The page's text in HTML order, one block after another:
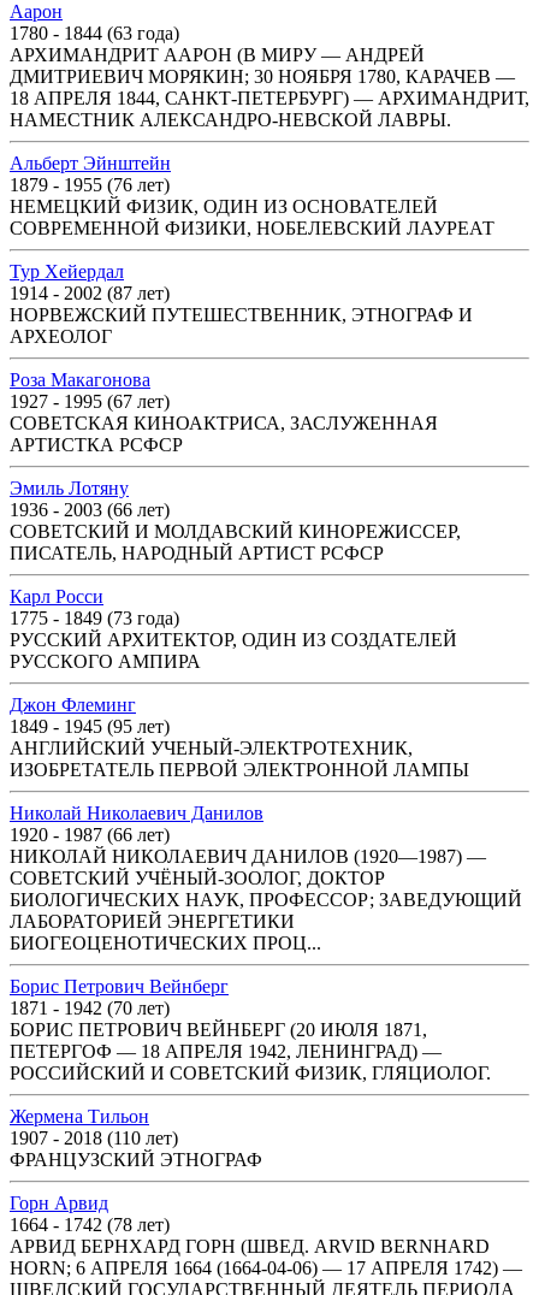
Аарон
1780 - 1844 (63 года)
АРХИМАНДРИТ ААРОН (В МИРУ — АНДРЕЙ
ДМИТРИЕВИЧ МОРЯКИН; 30 НОЯБРЯ 1780, КАРАЧЕВ —
18 АПРЕЛЯ 1844, САНКТ-ПЕТЕРБУРГ) — АРХИМАНДРИТ,
НАМЕСТНИК АЛЕКСАНДРО-НЕВСКОЙ ЛАВРЫ.
Альберт Эйнштейн
1879 - 1955 (76 лет)
НЕМЕЦКИЙ ФИЗИК, ОДИН ИЗ ОСНОВАТЕЛЕЙ
СОВРЕМЕННОЙ ФИЗИКИ, НОБЕЛЕВСКИЙ ЛАУРЕАТ
Тур Хейердал
1914 - 2002 (87 лет)
НОРВЕЖСКИЙ ПУТЕШЕСТВЕННИК, ЭТНОГРАФ И
АРХЕОЛОГ
Роза Макагонова
1927 - 1995 (67 лет)
СОВЕТСКАЯ КИНОАКТРИСА, ЗАСЛУЖЕННАЯ
АРТИСТКА РСФСР
Эмиль Лотяну
1936 - 2003 (66 лет)
СОВЕТСКИЙ И МОЛДАВСКИЙ КИНОРЕЖИССЕР,
ПИСАТЕЛЬ, НАРОДНЫЙ АРТИСТ РСФСР
Карл Росси
1775 - 1849 (73 года)
РУССКИЙ АРХИТЕКТОР, ОДИН ИЗ СОЗДАТЕЛЕЙ
РУССКОГО АМПИРА
Джон Флеминг
1849 - 1945 (95 лет)
АНГЛИЙСКИЙ УЧЕНЫЙ-ЭЛЕКТРОТЕХНИК,
ИЗОБРЕТАТЕЛЬ ПЕРВОЙ ЭЛЕКТРОННОЙ ЛАМПЫ
Николай Николаевич Данилов
1920 - 1987 (66 лет)
НИКОЛАЙ НИКОЛАЕВИЧ ДАНИЛОВ (1920—1987) —
СОВЕТСКИЙ УЧЁНЫЙ-ЗООЛОГ, ДОКТОР
БИОЛОГИЧЕСКИХ НАУК, ПРОФЕССОР; ЗАВЕДУЮЩИЙ
ЛАБОРАТОРИЕЙ ЭНЕРГЕТИКИ
БИОГЕОЦЕНОТИЧЕСКИХ ПРОЦ...
Борис Петрович Вейнберг
1871 - 1942 (70 лет)
БОРИС ПЕТРОВИЧ ВЕЙНБЕРГ (20 ИЮЛЯ 1871,
ПЕТЕРГОФ — 18 АПРЕЛЯ 1942, ЛЕНИНГРАД) —
РОССИЙСКИЙ И СОВЕТСКИЙ ФИЗИК, ГЛЯЦИОЛОГ.
Жермена Тильон
1907 - 2018 (110 лет)
ФРАНЦУЗСКИЙ ЭТНОГРАФ
Горн Арвид
1664 - 1742 (78 лет)
АРВИД БЕРНХАРД ГОРН (ШВЕД. ARVID BERNHARD
HORN; 6 АПРЕЛЯ 1664 (1664-04-06) — 17 АПРЕЛЯ 1742) —
ШВЕДСКИЙ ГОСУДАРСТВЕННЫЙ ДЕЯТЕЛЬ ПЕРИОДА